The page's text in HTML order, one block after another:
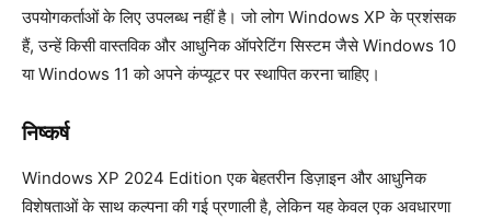
उपयोगकर्ताओं के लिए उपलब्ध नहीं है। जो लोग Windows XP के प्रशंसक
हैं, उन्हें किसी वास्तविक और आधुनिक ऑपरेटिंग सिस्टम जैसे Windows 10
या Windows 11 को अपने कंप्यूटर पर स्थापित करना चाहिए।
निष्कर्ष
Windows XP 2024 Edition एक बेहतरीन डिज़ाइन और आधुनिक
विशेषताओं के साथ कल्पना की गई प्रणाली है, लेकिन यह केवल एक अवधारणा